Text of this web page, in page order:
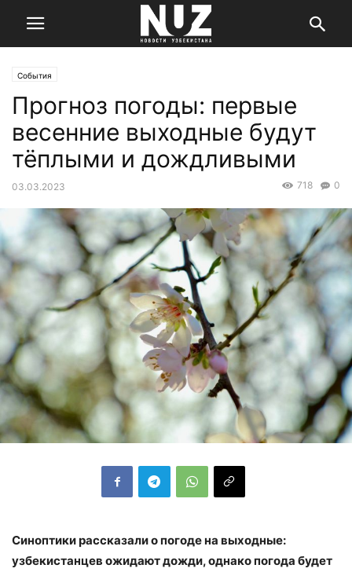
События
Прогноз погоды: первые
весенние выходные будут
тёплыми и дождливыми
03.03.2023 0
718
Синоптики рассказали о погоде на выходные:
узбекистанцев ожидают дожди, однако погода будет